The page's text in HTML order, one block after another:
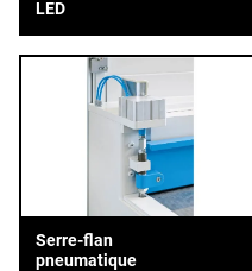
LED
Serre-flan
pneumatique